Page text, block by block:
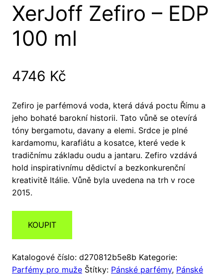
XerJoff Zefiro – EDP
100 ml
4746 Kč
Zefiro je parfémová voda, která dává poctu Římu a
jeho bohaté barokní historii. Tato vůně se otevírá
tóny bergamotu, davany a elemi. Srdce je plné
kardamomu, karafiátu a kosatce, které vede k
tradičnímu základu oudu a jantaru. Zefiro vzdává
hold inspirativnímu dědictví a bezkonkurenční
kreativitě Itálie. Vůně byla uvedena na trh v roce
2015.
KOUPIT
Katalogové číslo: d270812b5e8b Kategorie:
Parfémy pro muže Štítky: Pánské parfémy, Pánské